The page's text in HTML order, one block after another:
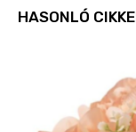
HASONLÓ